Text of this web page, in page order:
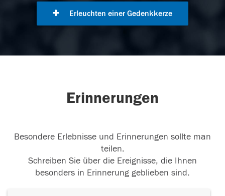
Erleuchten einer Gedenkkerze
Erinnerungen
Besondere Erlebnisse und Erinnerungen sollte man
teilen.
Schreiben Sie über die Ereignisse, die Ihnen
besonders in Erinnerung geblieben sind.